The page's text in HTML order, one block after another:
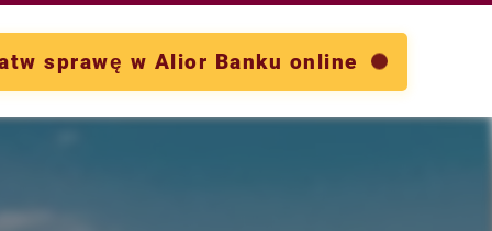
sprawę w Alior Banku online